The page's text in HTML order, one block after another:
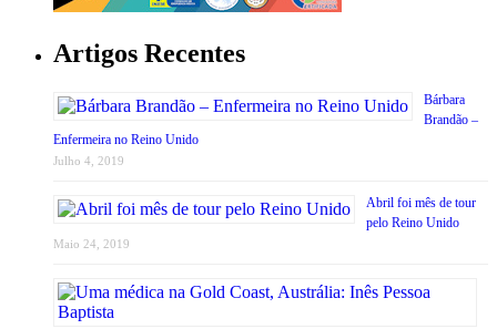
Artigos Recentes
Bárbara
Brandão –
Enfermeira no Reino Unido
Julho 4, 2019
Abril foi mês de tour
pelo Reino Unido
Maio 24, 2019